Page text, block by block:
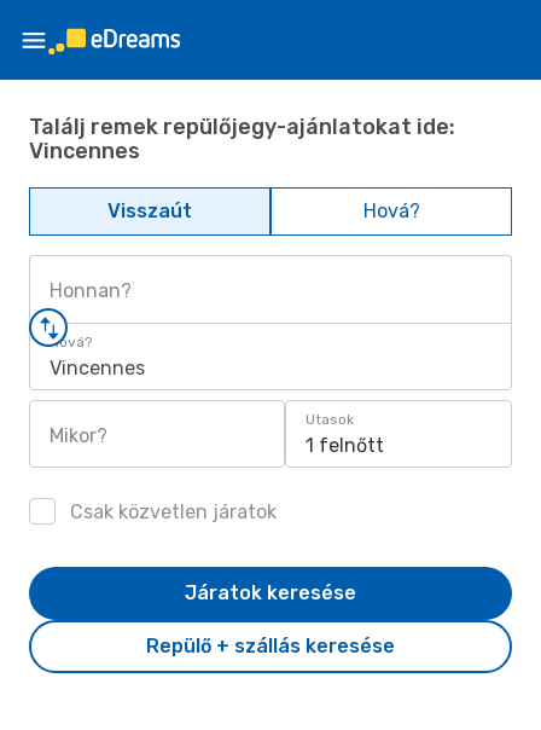
Találj remek repülőjegy-ajánlatokat ide:
Vincennes
Visszaút Hová?
Honnan?
Hová?
Vincennes
Mikor?
Utasok
1 felnőtt
Csak közvetlen járatok
Repülő + szállás keresése
Járatok keresése